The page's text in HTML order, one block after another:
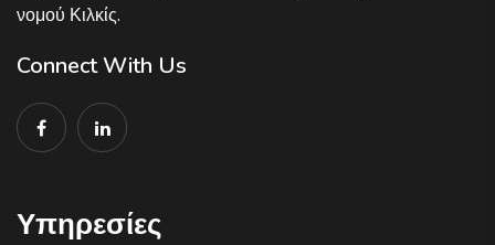
νομού Κιλκίς.
Connect With Us
Υπηρεσίες